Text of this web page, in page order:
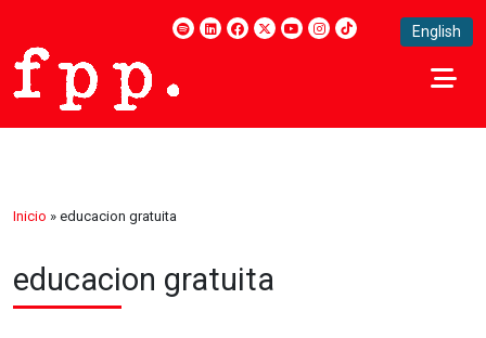
English
Inicio » educacion gratuita
educacion gratuita